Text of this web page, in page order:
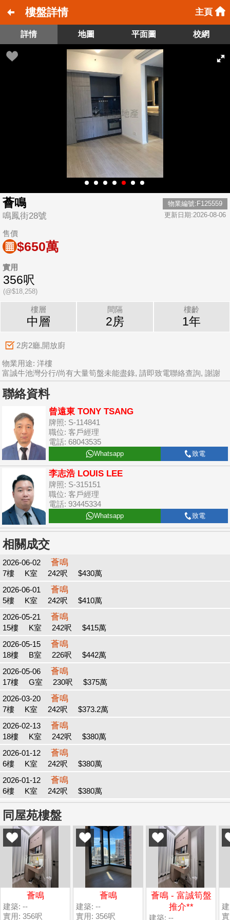
樓盤詳情 主頁
詳情 地圖 平面圖 校網
薈鳴
鳴鳳街28號
物業編號:F125559
更新日期:2026-08-06
售價
$650萬
實用
356呎
(@$18,258)
樓層
中層
間隔
2房
樓齡
1年
2房2廳,開放廚
物業用途: 洋樓
富誠牛池灣分行/尚有大量筍盤未能盡錄, 請即致電聯絡查詢, 謝謝
聯絡資料
曾遠東 TONY TSANG
牌照: S-114841
職位: 客戶經理
電話: 68043535
Whatsapp 致電
李志浩 LOUIS LEE
牌照: S-315151
職位: 客戶經理
電話: 93445334
Whatsapp 致電
相關成交
2026-06-02 薈鳴
7樓 K室 242呎
$430萬
2026-06-01
薈鳴
5樓 K室 242呎
$410萬
2026-05-21
薈鳴
15樓 K室 242呎
$415萬
2026-05-15
薈鳴
18樓 B室 226呎
$442萬
2026-05-06
薈鳴
17樓 G室 230呎
$375萬
2026-03-20
薈鳴
7樓 K室 242呎
$373.2萬
2026-02-13
薈鳴
18樓 K室 242呎
$380萬
2026-01-12
薈鳴
6樓 K室 242呎
$380萬
2026-01-12
薈鳴
6樓 K室 242呎 $380萬
同屋苑樓盤
薈鳴
建築: --
實用: 356呎
薈鳴
建築: --
實用: 356呎
薈鳴 - 富誠筍盤
推介**
建築: --